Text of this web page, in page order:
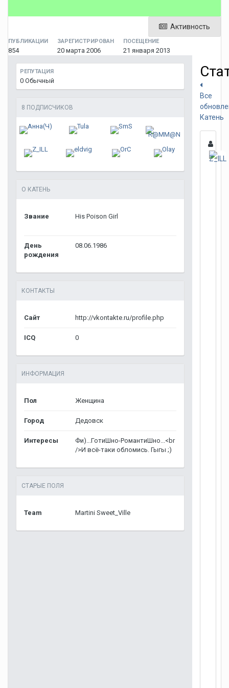
Активность
ПУБЛИКАЦИИ
854
ЗАРЕГИСТРИРОВАН
20 марта 2006
ПОСЕЩЕНИЕ
21 января 2013
РЕПУТАЦИЯ
0 Обычный
8 ПОДПИСЧИКОВ
О КАТЕНЬ
Звание His Poison Girl
День
рождения
08.06.1986
КОНТАКТЫ
Сайт http://vkontakte.ru/profile.php
ICQ 0
ИНФОРМАЦИЯ
Пол Женщина
Город Дедовск
Интересы
Фи)...ГотиШно-РомантиШно...<br
/>И всё-таки обломись. Гыгы ;)
СТАРЫЕ ПОЛЯ
Team Martini Sweet_Ville
Все
Катень